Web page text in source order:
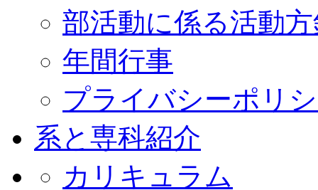
部活動に係る活動
年間行事
プライバシーポリ
系と専科紹介
カリキュラム